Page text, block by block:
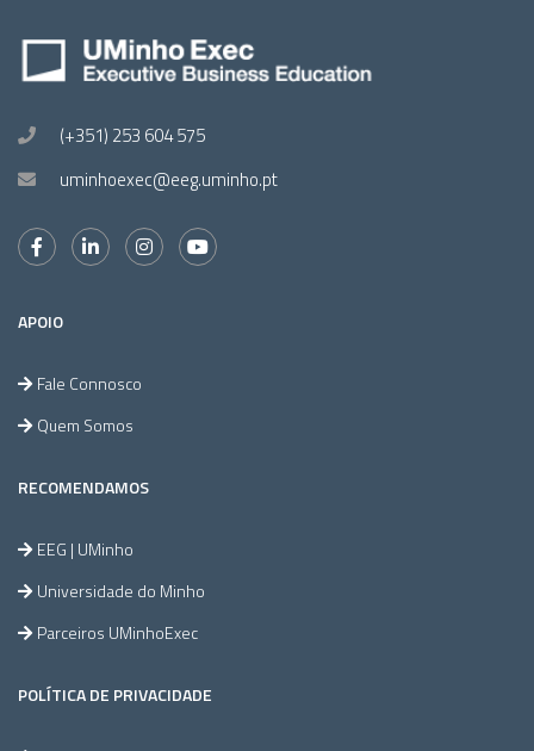
(+351) 253 604 575
uminhoexec@eeg.uminho.pt
APOIO
Fale Connosco
Quem Somos
RECOMENDAMOS
EEG | UMinho
Universidade do Minho
Parceiros UMinhoExec
POLÍTICA DE PRIVACIDADE